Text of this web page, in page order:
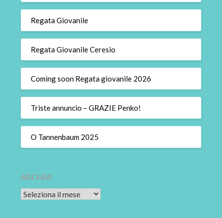
Regata Giovanile
Regata Giovanile Ceresio
Coming soon Regata giovanile 2026
Triste annuncio – GRAZIE Penko!
O Tannenbaum 2025
ARCHIVI
Archivi